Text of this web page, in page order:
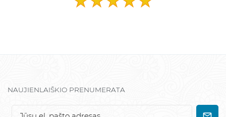
NAUJIENLAIŠKIO PRENUMERATA